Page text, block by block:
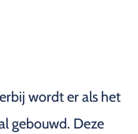
wordt er als het
gebouwd. Deze